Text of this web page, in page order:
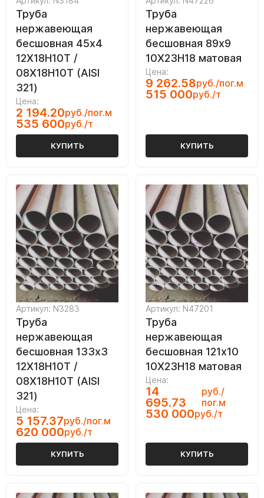
Труба
нержавеющая
бесшовная 45х4
12Х18Н10Т /
08Х18Н10Т (AISI
321)
Цена:
2 194.20руб./пог.м
535 600руб./т
КУПИТЬ
Труба
нержавеющая
бесшовная 89х9
10Х23Н18 матовая
Цена:
9 262.58руб./пог.м
515 000руб./т
КУПИТЬ
Артикул: N3283
Труба
нержавеющая
бесшовная 133х3
12Х18Н10Т /
08Х18Н10Т (AISI
321)
Цена:
5 157.37руб./пог.м
620 000руб./т
КУПИТЬ
Артикул: N47201
Труба
нержавеющая
бесшовная 121х10
10Х23Н18 матовая
Цена:
14
695.73
руб./
пог.м
530 000руб./т
КУПИТЬ